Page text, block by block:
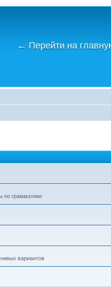
← Перейти на
по грамматике
вариантов